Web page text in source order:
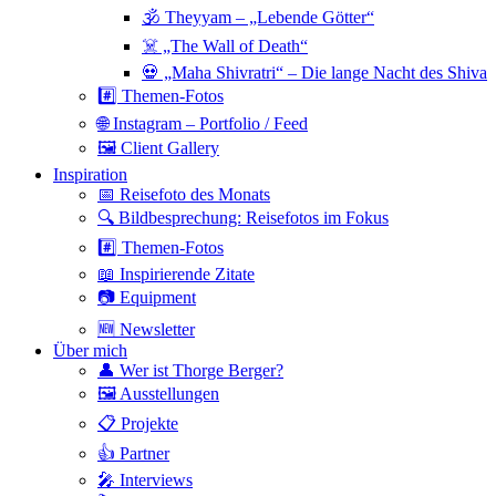
🕉 Theyyam – „Lebende Götter“
☠️ „The Wall of Death“
💀 „Maha Shivratri“ – Die lange Nacht des Shiva
#️⃣ Themen-Fotos
🌐 Instagram – Portfolio / Feed
🖼 Client Gallery
Inspiration
📅 Reisefoto des Monats
🔍 Bildbesprechung: Reisefotos im Fokus
#️⃣ Themen-Fotos
📖 Inspirierende Zitate
📷 Equipment
🆕 Newsletter
Über mich
👤 Wer ist Thorge Berger?
🖼 Ausstellungen
📋 Projekte
👍 Partner
🎤 Interviews